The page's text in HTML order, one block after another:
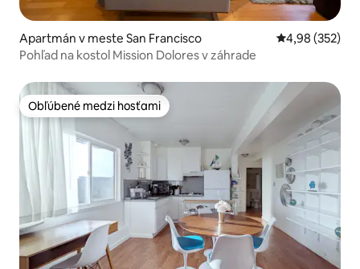
Apartmán v meste San Francisco Priemerné
4,98 (352)
Pohľad na kostol Mission Dolores v záhrade
Obľúbené medzi hosťami
Obľúbené medzi hosťami